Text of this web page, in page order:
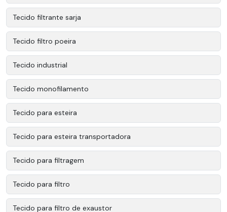
Tecido filtrante sarja
Tecido filtro poeira
Tecido industrial
Tecido monofilamento
Tecido para esteira
Tecido para esteira transportadora
Tecido para filtragem
Tecido para filtro
Tecido para filtro de exaustor